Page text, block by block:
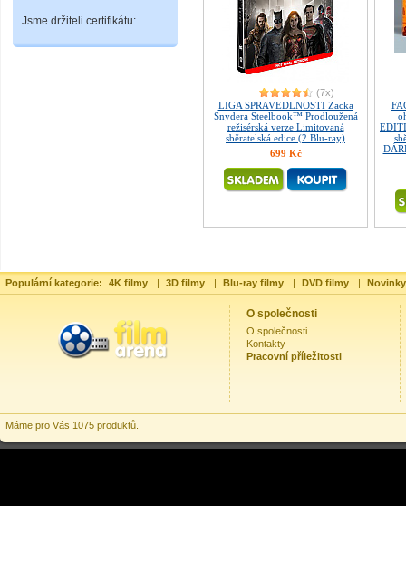
Jsme držiteli certifikátu:
(7x)
LIGA SPRAVEDLNOSTI Zacka
Snydera Steelbook™ Prodloužená
režisérská verze Limitovaná
sběratelská edice (2 Blu-ray)
699 Kč
Populární kategorie: 4K filmy | 3D filmy | Blu-ray filmy | DVD filmy |
O společnosti
O společnosti
Kontakty
Pracovní příležitosti
Máme pro Vás 1075 produktů.